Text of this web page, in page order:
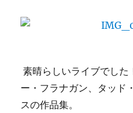
素晴らしいライブでした
ー・フラナガン、タッド
スの作品集。